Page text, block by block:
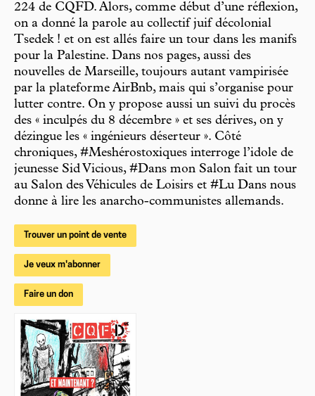
224 de CQFD. Alors, comme début d’une réflexion,
on a donné la parole au collectif juif décolonial
Tsedek ! et on est allés faire un tour dans les manifs
pour la Palestine. Dans nos pages, aussi des
nouvelles de Marseille, toujours autant vampirisée
par la plateforme AirBnb, mais qui s’organise pour
lutter contre. On y propose aussi un suivi du procès
des « inculpés du 8 décembre » et ses dérives, on y
dézingue les « ingénieurs déserteur ». Côté
chroniques, #Meshérostoxiques interroge l’idole de
jeunesse Sid Vicious, #Dans mon Salon fait un tour
au Salon des Véhicules de Loisirs et #Lu Dans nous
donne à lire les anarcho-communistes allemands.
Trouver un point de vente
Je veux m'abonner
Faire un don